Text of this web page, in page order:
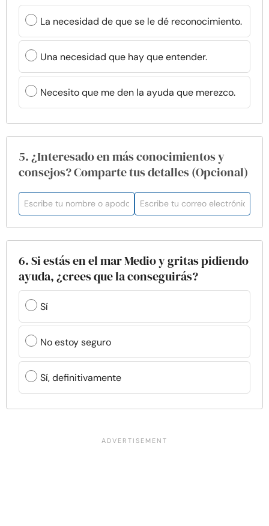
La necesidad de que se le dé reconocimiento.
Una necesidad que hay que entender.
Necesito que me den la ayuda que merezco.
5. ¿Interesado en más conocimientos y
consejos? Comparte tus detalles (Opcional)
6. Si estás en el mar Medio y gritas pidiendo
ayuda, ¿crees que la conseguirás?
Sí
No estoy seguro
Sí, definitivamente